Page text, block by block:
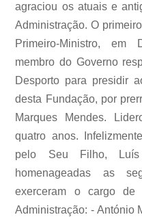
agraciou os atuais e
Administração. O
Primeiro-Ministro, em
membro do Governo
Desporto para presidir
desta Fundação, por
Marques Mendes.
quatro anos.
pelo Seu Filho, Luís
homenageadas as
exerceram o cargo de
Administração: - António